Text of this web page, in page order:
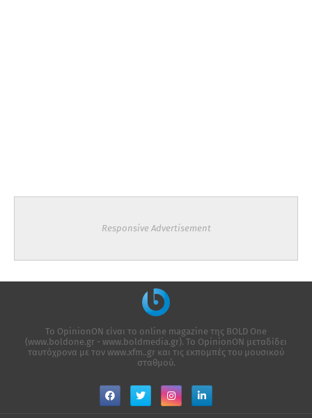
Responsive Advertisement
Το OpinionON είναι το online magazine της ΒΟLD One
(www.boldone.gr - www.boldmedia.gr). Το OpinionON μεταδίδει
ταυτόχρονα με τον www.xfm..gr και τις εκπομπές του μουσικού
σταθμού.